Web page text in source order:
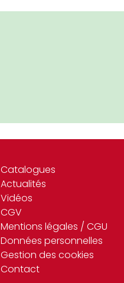
Catalogues
Actualités
Vidéos
CGV
Mentions légales / CGU
Données personnelles
Gestion des cookies
Contact